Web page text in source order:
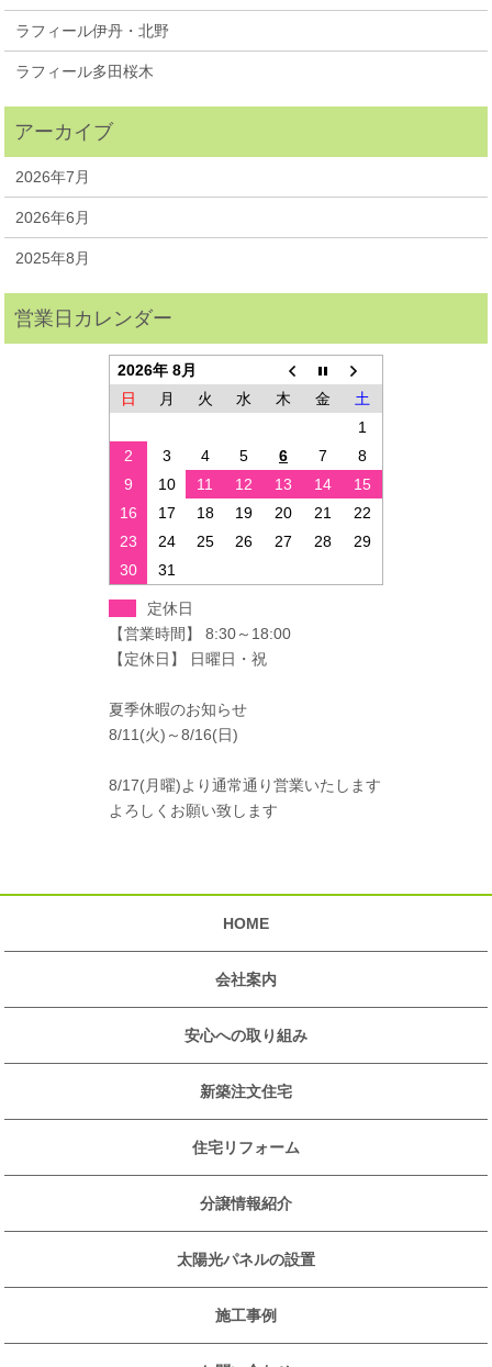
ラフィール伊丹・北野
ラフィール多田桜木
2026年7月
2026年6月
2025年8月
2026年 8月
日
月 火 水 木 金
土
1
2
3 4 5 6 7
8
9
10 11 12 13 14
15
16
17 18 19 20 21
22
23
24 25 26 27 28
29
30
31
定休日
【営業時間】 8:30～18:00
【定休日】 日曜日・祝
夏季休暇のお知らせ
8/11(火)～8/16(日)
8/17(月曜)より通常通り営業いたします
よろしくお願い致します
HOME
会社案内
安心への取り組み
新築注文住宅
住宅リフォーム
分譲情報紹介
太陽光パネルの設置
施工事例